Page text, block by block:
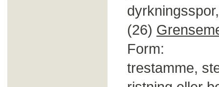
(26)
Form:
trestamme,